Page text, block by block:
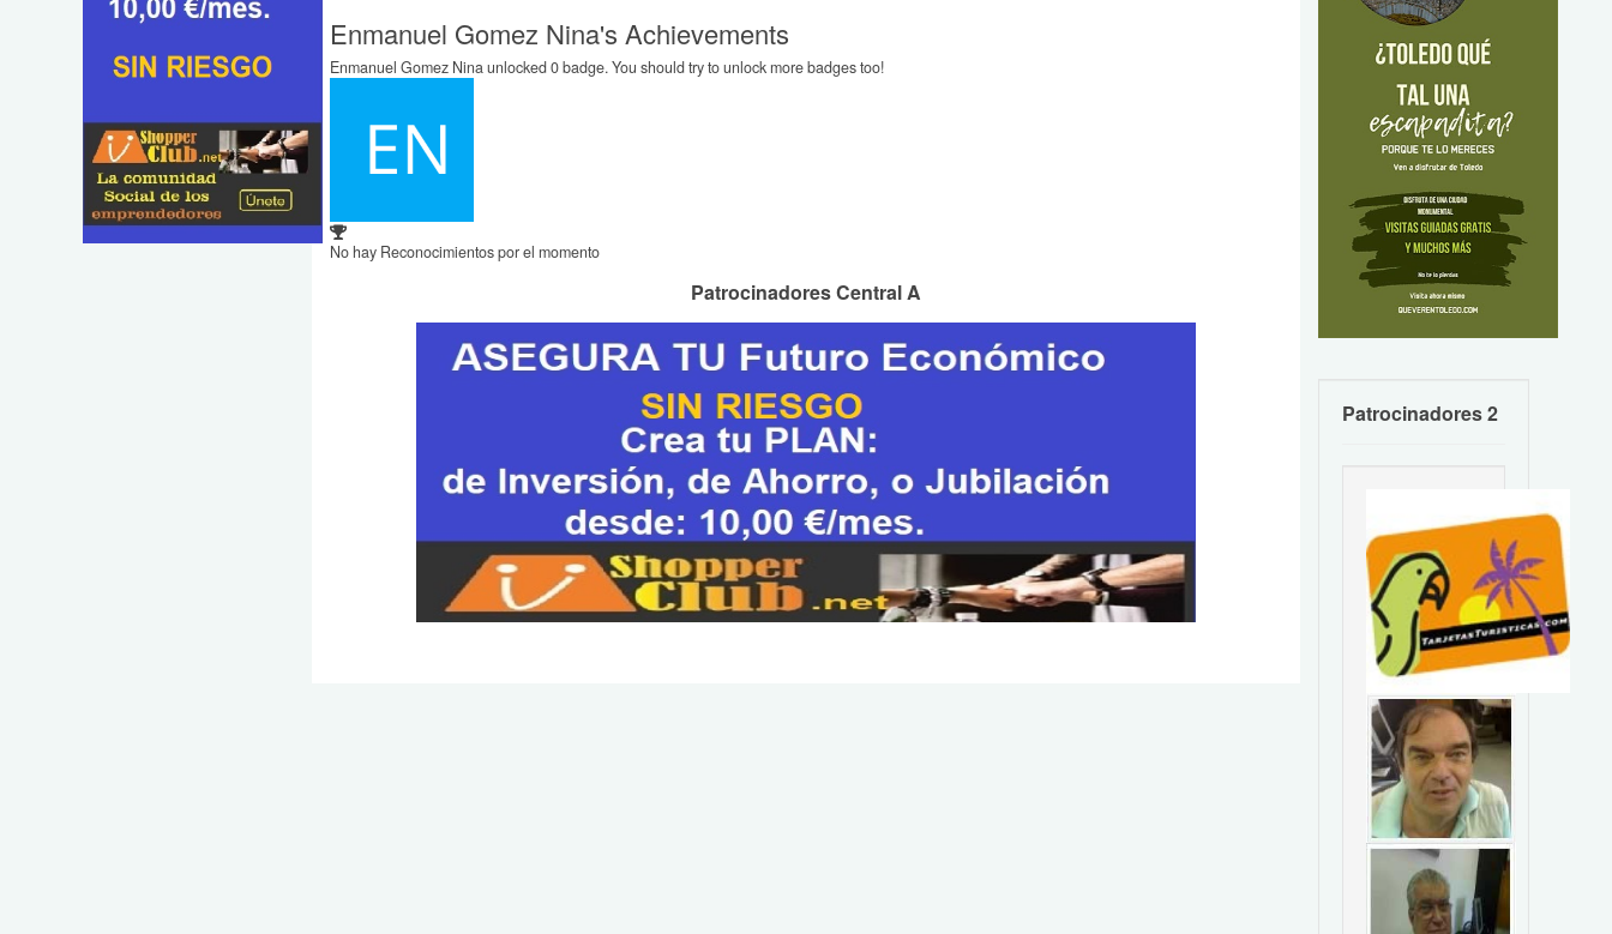
Enmanuel Gomez Nina's Achievements
Enmanuel Gomez Nina unlocked 0 badge. You should try to unlock more badges too!
No hay Reconocimientos por el momento
Patrocinadores Central A
Patrocinadores 2